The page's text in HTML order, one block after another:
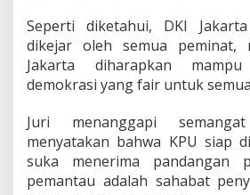
Seperti diketahui, DKI
dikejar oleh semua peminat,
Jakarta diharapkan
demokrasi yang fair untuk
Juri menanggapi
menyatakan bahwa KPU siap
suka menerima pandangan
pemantau adalah sahabat